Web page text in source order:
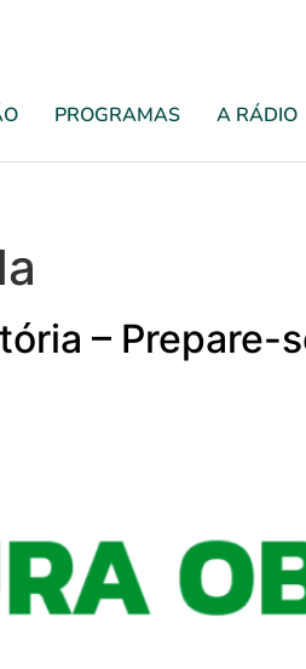
PROGRAMAS A RÁDIO
– Prepare-